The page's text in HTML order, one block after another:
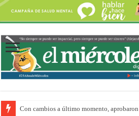
Adopción en Entre Ríos: el 35% de los 90